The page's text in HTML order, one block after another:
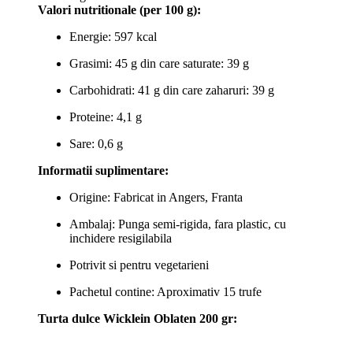
Valori nutritionale (per 100 g):
Energie: 597 kcal
Grasimi: 45 g din care saturate: 39 g
Carbohidrati: 41 g din care zaharuri: 39 g
Proteine: 4,1 g
Sare: 0,6 g
Informatii suplimentare:
Origine: Fabricat in Angers, Franta
Ambalaj: Punga semi-rigida, fara plastic, cu
inchidere resigilabila
Potrivit si pentru vegetarieni
Pachetul contine: Aproximativ 15 trufe
Turta dulce Wicklein Oblaten 200 gr: